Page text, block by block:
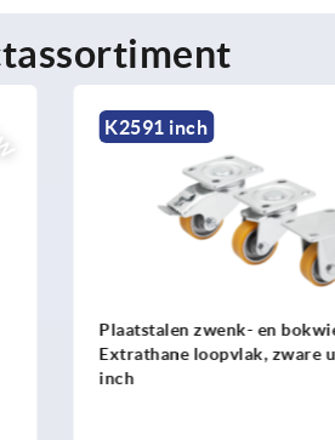
-
K2590 inch
Plaatstalen bok- en
polyamide wiel, zware